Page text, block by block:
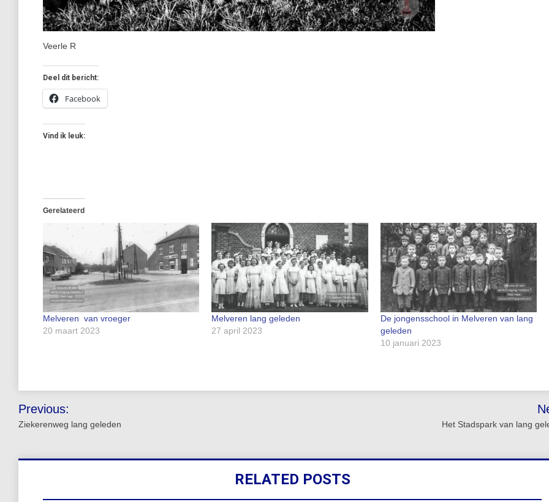
Veerle R
Deel dit bericht:
Facebook
Vind ik leuk:
Gerelateerd
Melveren van vroeger
20 maart 2023
Melveren lang geleden
27 april 2023
De jongensschool in Melveren van lang
geleden
10 januari 2023
Bericht
navigatie
Previous:
Ziekerenweg lang geleden Het Stadspark van lang
RELATED POSTS